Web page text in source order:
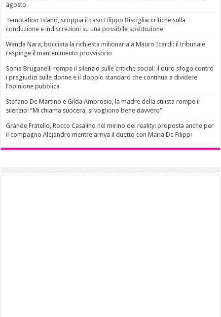
agosto
Temptation Island, scoppia il caso Filippo Bisciglia: critiche sulla
conduzione e indiscrezioni su una possibile sostituzione
Wanda Nara, bocciata la richiesta milionaria a Mauro Icardi: il tribunale
respinge il mantenimento provvisorio
Sonia Bruganelli rompe il silenzio sulle critiche social: il duro sfogo contro
i pregiudizi sulle donne e il doppio standard che continua a dividere
l’opinione pubblica
Stefano De Martino e Gilda Ambrosio, la madre della stilista rompe il
silenzio: “Mi chiama suocera, si vogliono bene davvero”
Grande Fratello, Rocco Casalino nel mirino del reality: proposta anche per
il compagno Alejandro mentre arriva il duetto con Maria De Filippi